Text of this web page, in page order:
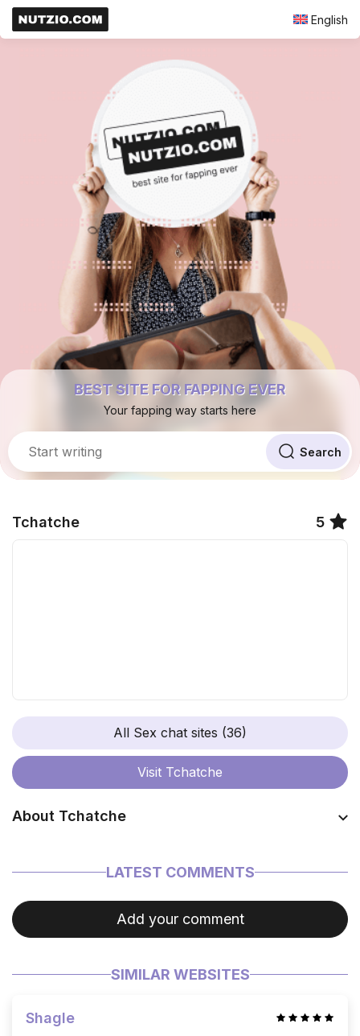
English
BEST SITE FOR FAPPING EVER
Your fapping way starts here
Tchatche 5
All Sex chat sites (36)
Visit Tchatche
About Tchatche
LATEST COMMENTS
Add your comment
SIMILAR WEBSITES
Shagle